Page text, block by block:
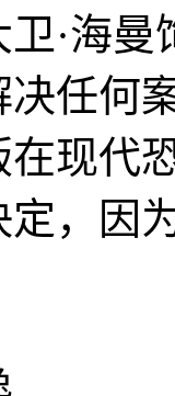
卫·海
决任何
在现代
定，因
,